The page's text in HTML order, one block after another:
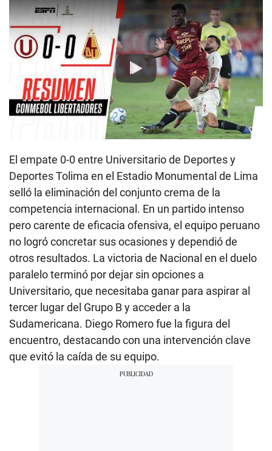
Play
El empate 0-0 entre Universitario de Deportes y
Deportes Tolima en el Estadio Monumental de Lima
selló la eliminación del conjunto crema de la
competencia internacional. En un partido intenso
pero carente de eficacia ofensiva, el equipo peruano
no logró concretar sus ocasiones y dependió de
otros resultados. La victoria de Nacional en el duelo
paralelo terminó por dejar sin opciones a
Universitario, que necesitaba ganar para aspirar al
tercer lugar del Grupo B y acceder a la
Sudamericana. Diego Romero fue la figura del
encuentro, destacando con una intervención clave
que evitó la caída de su equipo.